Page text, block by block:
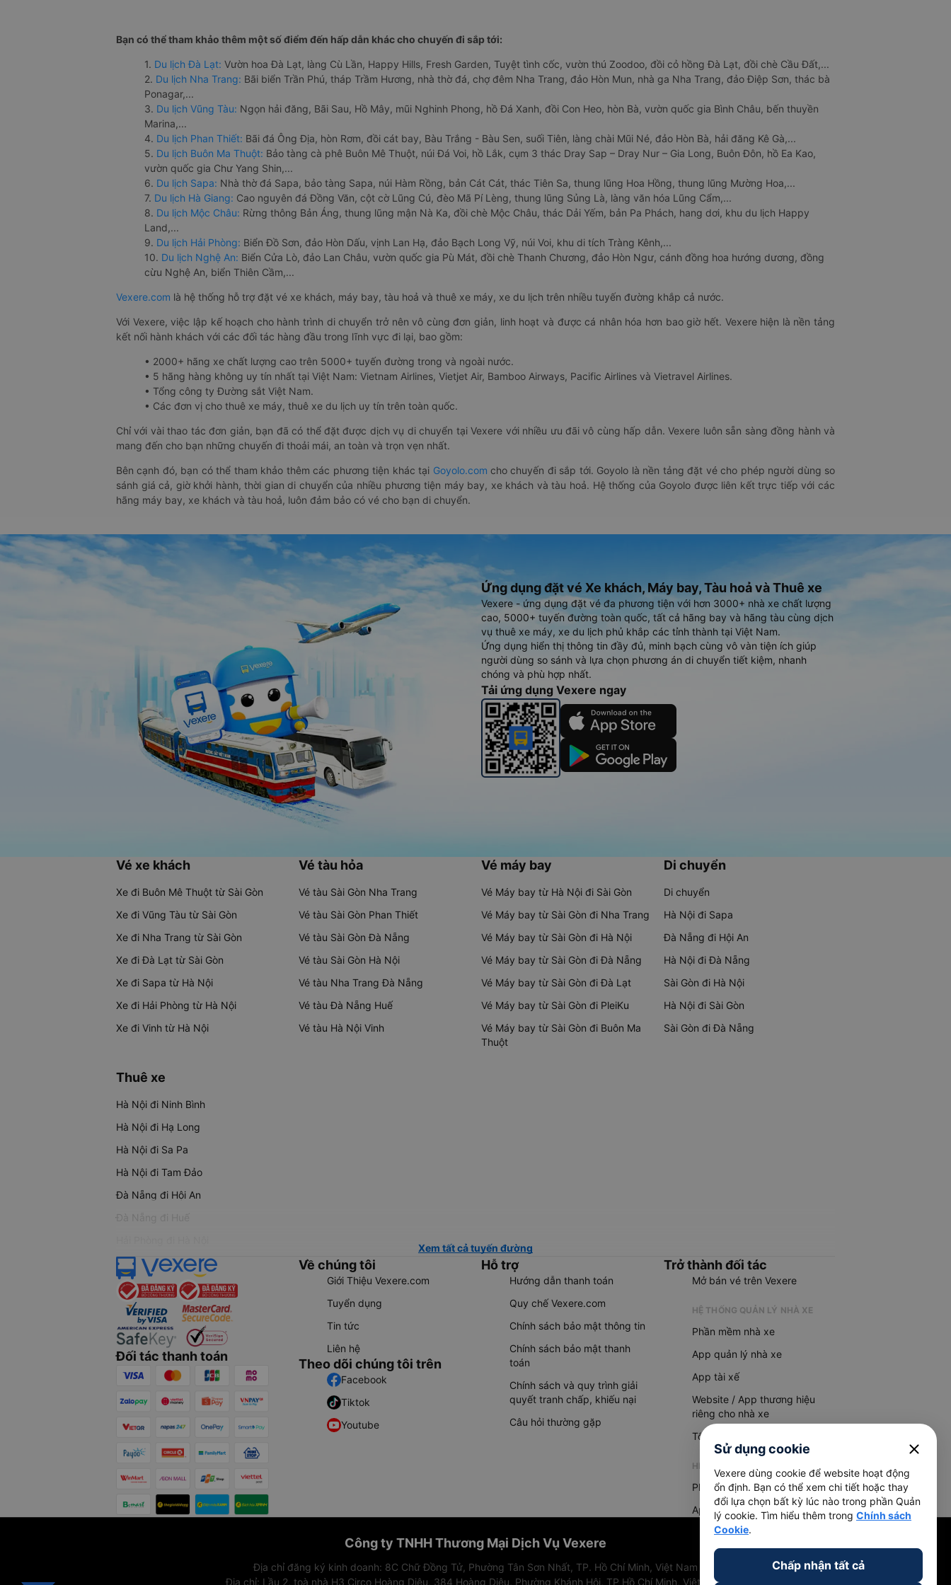
Bạn có thể tham khảo thêm một số điểm đến hấp dẫn khác cho chuyến đi sắp tới:
1. Du lịch Đà Lạt: Vườn hoa Đà Lạt, làng Cù Lần, Happy Hills, Fresh Garden, Tuyệt tình cốc, vườn thú Zoodoo, đồi cỏ hồng Đà Lạt, đồi chè Cầu Đất,...
2. Du lịch Nha Trang: Bãi biển Trần Phú, tháp Trầm Hương, nhà thờ đá, chợ đêm Nha Trang, đảo Hòn Mun, nhà ga Nha Trang, đảo Điệp Sơn, thác bà
Ponagar,...
3. Du lịch Vũng Tàu: Ngọn hải đăng, Bãi Sau, Hồ Mây, mũi Nghinh Phong, hồ Đá Xanh, đồi Con Heo, hòn Bà, vườn quốc gia Bình Châu, bến thuyền
Marina,...
4. Du lịch Phan Thiết: Bãi đá Ông Địa, hòn Rơm, đồi cát bay, Bàu Trắng - Bàu Sen, suối Tiên, làng chài Mũi Né, đảo Hòn Bà, hải đăng Kê Gà,...
5. Du lịch Buôn Ma Thuột: Bảo tàng cà phê Buôn Mê Thuột, núi Đá Voi, hồ Lắk, cụm 3 thác Dray Sap – Dray Nur – Gia Long, Buôn Đôn, hồ Ea Kao,
vườn quốc gia Chư Yang Shin,...
6. Du lịch Sapa: Nhà thờ đá Sapa, bảo tàng Sapa, núi Hàm Rồng, bản Cát Cát, thác Tiên Sa, thung lũng Hoa Hồng, thung lũng Mường Hoa,...
7. Du lịch Hà Giang: Cao nguyên đá Đồng Văn, cột cờ Lũng Cú, đèo Mã Pí Lèng, thung lũng Sủng Là, làng văn hóa Lũng Cẩm,...
8. Du lịch Mộc Châu: Rừng thông Bản Áng, thung lũng mận Nà Ka, đồi chè Mộc Châu, thác Dải Yếm, bản Pa Phách, hang dơi, khu du lịch Happy
Land,...
9. Du lịch Hải Phòng: Biển Đồ Sơn, đảo Hòn Dấu, vịnh Lan Hạ, đảo Bạch Long Vỹ, núi Voi, khu di tích Tràng Kênh,...
10. Du lịch Nghệ An: Biển Cửa Lò, đảo Lan Châu, vườn quốc gia Pù Mát, đồi chè Thanh Chương, đảo Hòn Ngư, cánh đồng hoa hướng dương, đồng
cừu Nghệ An, biển Thiên Cầm,...
Vexere.com là hệ thống hỗ trợ đặt vé xe khách, máy bay, tàu hoả và thuê xe máy, xe du lịch trên nhiều tuyến đường khắp cả nước.
Với Vexere, việc lập kế hoạch cho hành trình di chuyển trở nên vô cùng đơn giản, linh hoạt và được cá nhân hóa hơn bao giờ hết. Vexere hiện là nền tảng
kết nối hành khách với các đối tác hàng đầu trong lĩnh vực đi lại, bao gồm:
• 2000+ hãng xe chất lượng cao trên 5000+ tuyến đường trong và ngoài nước.
• 5 hãng hàng không uy tín nhất tại Việt Nam: Vietnam Airlines, Vietjet Air, Bamboo Airways, Pacific Airlines và Vietravel Airlines.
• Tổng công ty Đường sắt Việt Nam.
• Các đơn vị cho thuê xe máy, thuê xe du lịch uy tín trên toàn quốc.
Chỉ với vài thao tác đơn giản, bạn đã có thể đặt được dịch vụ di chuyển tại Vexere với nhiều ưu đãi vô cùng hấp dẫn. Vexere luôn sẵn sàng đồng hành và
mang đến cho bạn những chuyến đi thoải mái, an toàn và trọn vẹn nhất.
Bên cạnh đó, bạn có thể tham khảo thêm các phương tiện khác tại Goyolo.com cho chuyến đi sắp tới. Goyolo là nền tảng đặt vé cho phép người dùng so
sánh giá cả, giờ khởi hành, thời gian di chuyển của nhiều phương tiện máy bay, xe khách và tàu hoả. Hệ thống của Goyolo được liên kết trực tiếp với các
hãng máy bay, xe khách và tàu hoả, luôn đảm bảo có vé cho bạn di chuyển.
Ứng dụng đặt vé Xe khách, Máy bay, Tàu hoả và Thuê xe
Vexere - ứng dụng đặt vé đa phương tiện với hơn 3000+ nhà xe chất lượng
cao, 5000+ tuyến đường toàn quốc, tất cả hãng bay và hãng tàu cùng dịch
vụ thuê xe máy, xe du lịch phủ khắp các tỉnh thành tại Việt Nam.
Ứng dụng hiển thị thông tin đầy đủ, minh bạch cùng vô vàn tiện ích giúp
người dùng so sánh và lựa chọn phương án di chuyển tiết kiệm, nhanh
chóng và phù hợp nhất.
Tải ứng dụng Vexere ngay
Vé xe khách
Xe đi Buôn Mê Thuột từ Sài Gòn
Xe đi Vũng Tàu từ Sài Gòn
Xe đi Nha Trang từ Sài Gòn
Xe đi Đà Lạt từ Sài Gòn
Xe đi Sapa từ Hà Nội
Xe đi Hải Phòng từ Hà Nội
Xe đi Vinh từ Hà Nội
Vé tàu hỏa
Vé tàu Sài Gòn Nha Trang
Vé tàu Sài Gòn Phan Thiết
Vé tàu Sài Gòn Đà Nẵng
Vé tàu Sài Gòn Hà Nội
Vé tàu Nha Trang Đà Nẵng
Vé tàu Đà Nẵng Huế
Vé tàu Hà Nội Vinh
Vé máy bay
Vé Máy bay từ Hà Nội đi Sài Gòn
Vé Máy bay từ Sài Gòn đi Nha Trang
Vé Máy bay từ Sài Gòn đi Hà Nội
Vé Máy bay từ Sài Gòn đi Đà Nẵng
Vé Máy bay từ Sài Gòn đi Đà Lạt
Vé Máy bay từ Sài Gòn đi PleiKu
Vé Máy bay từ Sài Gòn đi Buôn Ma
Thuột
Di chuyển
Di chuyển
Hà Nội đi Sapa
Đà Nẵng đi Hội An
Hà Nội đi Đà Nẵng
Sài Gòn đi Hà Nội
Hà Nội đi Sài Gòn
Sài Gòn đi Đà Nẵng
Thuê xe
Hà Nội đi Ninh Bình
Hà Nội đi Hạ Long
Hà Nội đi Sa Pa
Hà Nội đi Tam Đảo
Đà Nẵng đi Hội An
Đà Nẵng đi Huế
Xem tất cả tuyến đường
Đối tác thanh toán
Về chúng tôi
Giới Thiệu Vexere.com
Tuyển dụng
Tin tức
Liên hệ
Theo dõi chúng tôi trên
Facebook
Tiktok
Youtube
Hỗ trợ
Hướng dẫn thanh toán
Quy chế Vexere.com
Chính sách bảo mật thông tin
Chính sách bảo mật thanh
toán
Chính sách và quy trình giải
quyết tranh chấp, khiếu nại
Câu hỏi thường gặp
Trở thành đối tác
Mở bán vé trên Vexere
HỆ THỐNG QUẢN LÝ NHÀ XE
Phần mềm nhà xe
App quản lý nhà xe
App tài xế
Website / App thương hiệu
riêng cho nhà xe
Tổng đài AI
HỆ THỐNG QUẢN LÝ HÀNG HOÁ
Phần mềm quản lý hàng hoá
App quản lý hàng hoá
Công ty TNHH Thương Mại Dịch Vụ Vexere
Địa chỉ đăng ký kinh doanh: 8C Chữ Đồng Tử, Phường Tân Sơn Nhất, TP. Hồ Chí Minh, Việt Nam
Địa chỉ: Lầu 2, toà nhà H3 Circo Hoàng Diệu, 384 Hoàng Diệu, Phường Khánh Hội, TP Hồ Chí Minh, Việt Nam
Sử dụng cookie close
Vexere dùng cookie để website hoạt động
ổn định. Bạn có thể xem chi tiết hoặc thay
đổi lựa chọn bất kỳ lúc nào trong phần Quản
lý cookie. Tìm hiểu thêm trong Chính sách
Cookie.
Chấp nhận tất cả